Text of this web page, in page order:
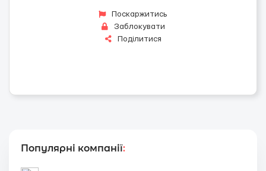
Поскаржитись
Заблокувати
Поділитися
Популярні компанії: